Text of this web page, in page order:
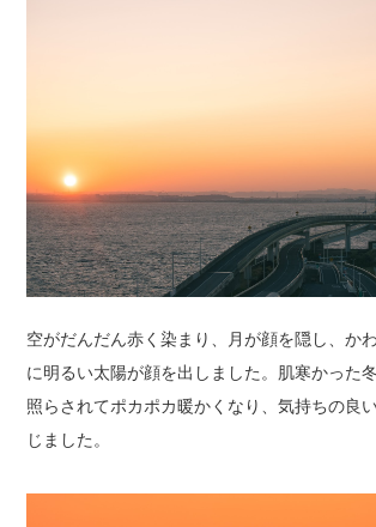
空がだんだん赤く染まり、月が顔を隠し、か
に明るい太陽が顔を出しました。肌寒かった
照らされてポカポカ暖かくなり、気持ちの良
じました。